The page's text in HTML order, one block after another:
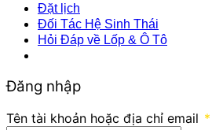
Đặt lịch
Đối Tác Hệ Sinh Thái
Hỏi Đáp về Lốp & Ô Tô
Đăng nhập
Tên tài khoản hoặc địa chỉ email *